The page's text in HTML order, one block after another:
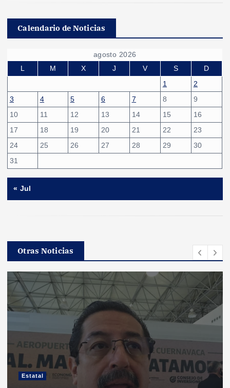
Calendario de Noticias
agosto 2026
L
M X J V S
D
1
2
3
4 5 6 7 8
9
10
11 12 13 14 15
16
17
18 19 20 21 22
23
24
25 26 27 28 29
30
31
« Jul
Otras Noticias
Estatal